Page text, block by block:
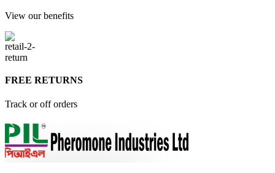
View our benefits
FREE RETURNS
Track or off orders